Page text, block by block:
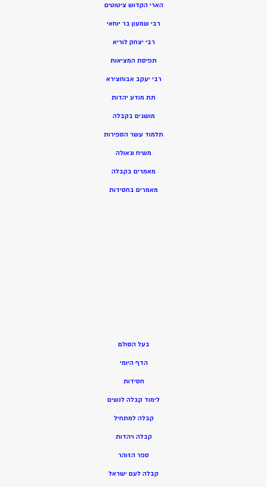
הארי הקדוש ציטוטים
רבי שמעון בר יוחאי
רבי יצחק לוריא
תפיסת המציאות
רבי יעקב אבוחצירא
תת מודע יהדות
מושגים בקבלה
תלמוד עשר הספירות
משיח וגאולה
מאמרים בקבלה
מאמרים בחסידות
בעל הסולם
הדף היומי
חסידות
לימוד קבלה לנשים
קבלה למתחיל
קבלה ויהדות
ספר הזוהר
קבלה לעם ישראל